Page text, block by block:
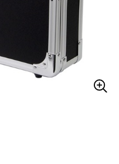
その他楽器
エフェクター